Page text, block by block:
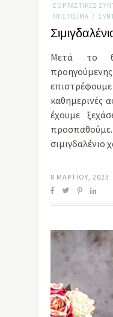
ΕΟΡΤΑΣΤΙΚΈΣ
ΝΗΣΤΊΣΙΜΑ /
Μετά το
καθημερινές
έχουμε
8 ΜΑΡΤΊΟΥ, 2023